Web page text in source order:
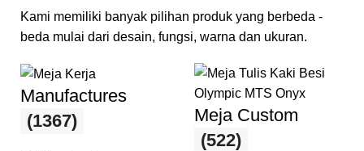
Kami memiliki banyak pilihan produk yang berbeda -
beda mulai dari desain, fungsi, warna dan ukuran.
Manufactures
(1367)
Meja Custom
(522)